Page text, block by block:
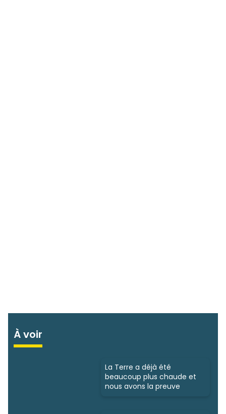
À voir
La Terre a déjà été
beaucoup plus chaude et
nous avons la preuve